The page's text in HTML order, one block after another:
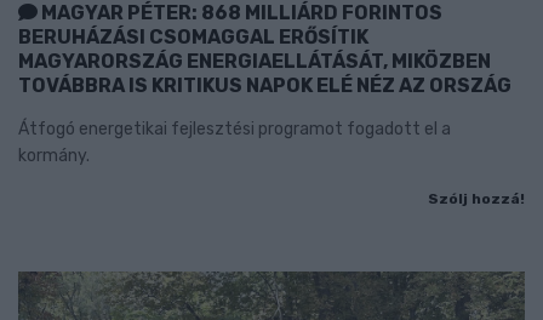
MAGYAR PÉTER: 868 MILLIÁRD FORINTOS
BERUHÁZÁSI CSOMAGGAL ERŐSÍTIK
MAGYARORSZÁG ENERGIAELLÁTÁSÁT, MIKÖZBEN
TOVÁBBRA IS KRITIKUS NAPOK ELÉ NÉZ AZ ORSZÁG
Átfogó energetikai fejlesztési programot fogadott el a
kormány.
Szólj hozzá!